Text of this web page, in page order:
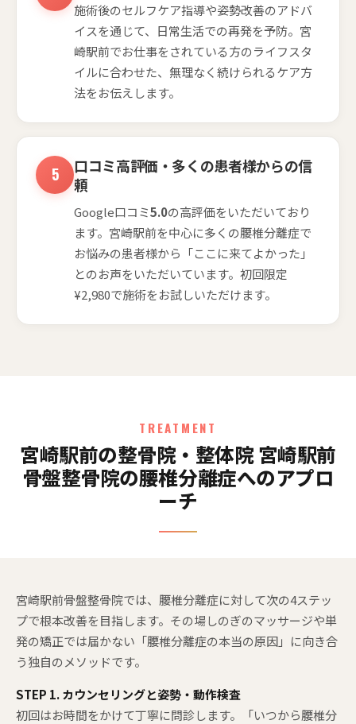
施術後のセルフケア指導や姿勢改善のアドバ
イスを通じて、日常生活での再発を予防。宮
崎駅前でお仕事をされている方のライフスタ
イルに合わせた、無理なく続けられるケア方
法をお伝えします。
口コミ高評価・多くの患者様からの信
頼
Google口コミ5.0の高評価をいただいており
ます。宮崎駅前を中心に多くの腰椎分離症で
お悩みの患者様から「ここに来てよかった」
とのお声をいただいています。初回限定
¥2,980で施術をお試しいただけます。
TREATMENT
宮崎駅前の整骨院・整体院 宮崎駅前
骨盤整骨院の腰椎分離症へのアプロ
ーチ
宮崎駅前骨盤整骨院では、腰椎分離症に対して次の4ステッ
プで根本改善を目指します。その場しのぎのマッサージや単
発の矯正では届かない「腰椎分離症の本当の原因」に向き合
う独自のメソッドです。
STEP 1. カウンセリングと姿勢・動作検査
初回はお時間をかけて丁寧に問診します。「いつから腰椎分